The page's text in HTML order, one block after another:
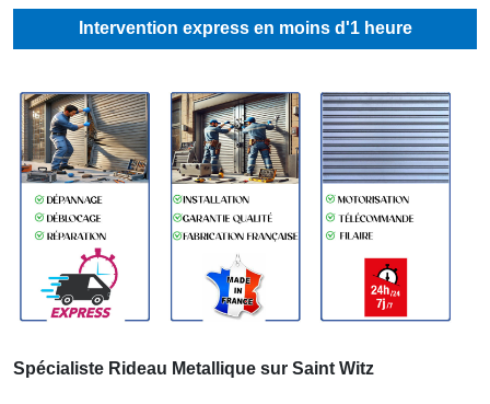
Intervention express en moins d'1 heure
Spécialiste Rideau Metallique sur Saint Witz